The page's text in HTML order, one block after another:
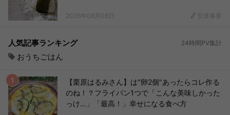
2026年08月08日 安達春香
人気記事ランキング 24時間PV集計
おうちごはん
【栗原はるみさん】は"卵2個"あったらコレ作る
のね！？フライパン1つで「こんな美味しかった
っけ…」「最高！」幸せになる食べ方